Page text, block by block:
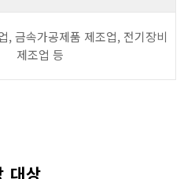
, 금속가공제품 제조업, 전기장비
제조업 등
대상